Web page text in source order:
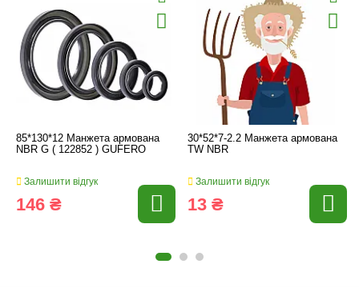
85*130*12 Манжета армована
NBR G ( 122852 ) GUFERO
Залишити відгук
146 ₴
30*52*7-2.2 Манжета армована
TW NBR
Залишити відгук
13 ₴